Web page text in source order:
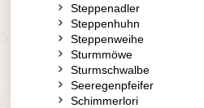
Steppenadler
Steppenhuhn
Steppenweihe
Sturmmöwe
Sturmschwalbe
Seeregenpfeifer
Schimmerlori